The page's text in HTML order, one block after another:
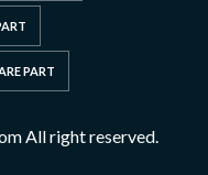
PART
All right reserved.